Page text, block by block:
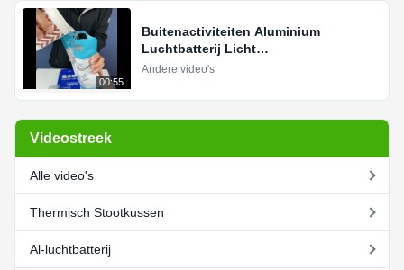
00:55
Buitenactiviteiten Aluminium
Luchtbatterij Licht
Zoutenergieopwekking
Andere video's
Videostreek
Alle video's
Thermisch Stootkussen
Al-luchtbatterij